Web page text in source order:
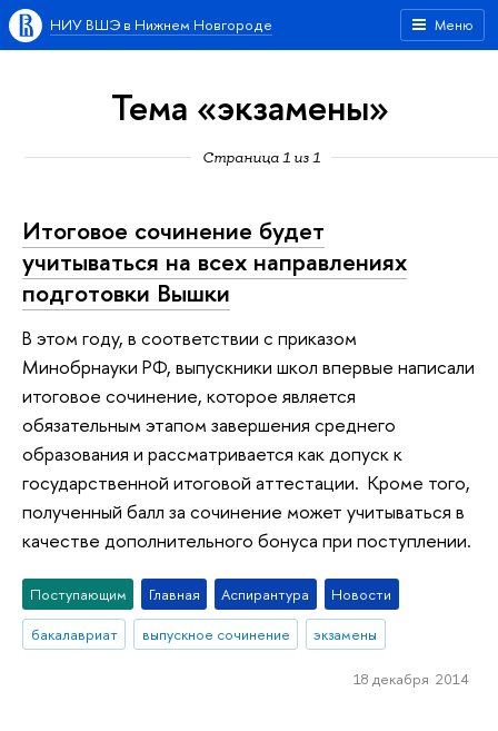
Меню
НИУ ВШЭ в Нижнем Новгороде
Тема «экзамены»
Страница 1 из 1
Итоговое сочинение будет
учитываться на всех направлениях
подготовки Вышки
В этом году, в соответствии с приказом
Минобрнауки РФ, выпускники школ впервые написали
итоговое сочинение, которое является
обязательным этапом завершения среднего
образования и рассматривается как допуск к
государственной итоговой аттестации. Кроме того,
полученный балл за сочинение может учитываться в
качестве дополнительного бонуса при поступлении.
Поступающим Главная Аспирантура
Новости
бакалавриат
выпускное сочинение экзамены
18 декабря 2014